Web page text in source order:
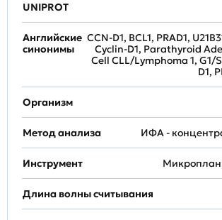
UNIPROT
Английские
синонимы
CCN-D1, BCL1, PRAD1,
Cyclin-D1, Parathyroid
Cell CLL/Lymphoma 1, G1/
D1,
Организм
Метод анализа ИФА -
Инструмент
Длина волны считывания